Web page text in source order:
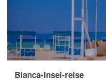
Bianca-Insel-reise